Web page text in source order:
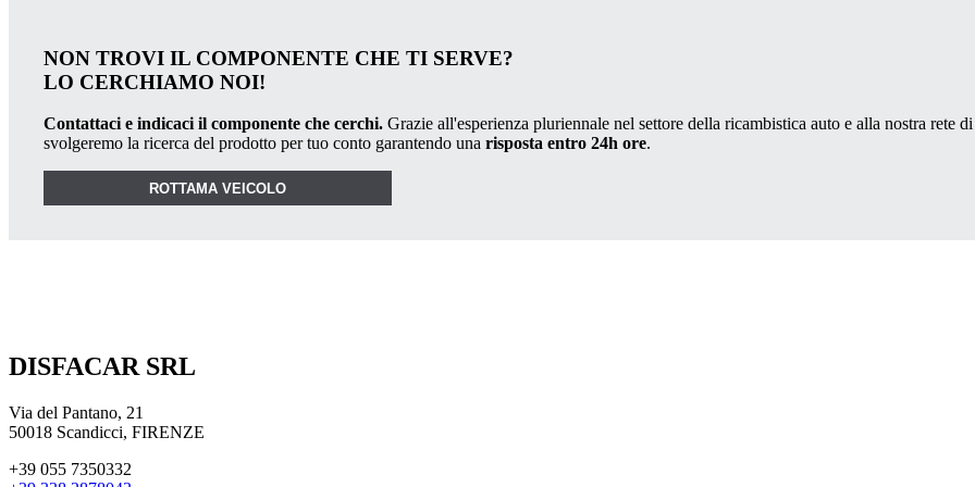
NON TROVI IL COMPONENTE CHE TI SERVE?
LO CERCHIAMO NOI!
Contattaci e indicaci il componente che cerchi. Grazie all'esperienza pluriennale nel settore della ricambistica auto e alla nostra rete di
svolgeremo la ricerca del prodotto per tuo conto garantendo una risposta entro 24h ore.
ROTTAMA VEICOLO
DISFACAR SRL
Via del Pantano, 21
50018 Scandicci, FIRENZE
+39 055 7350332